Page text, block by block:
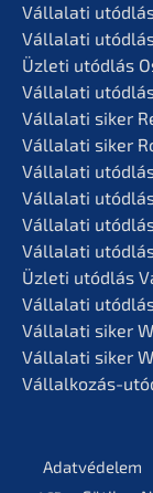
Vállala­ti
Vállala­ti
Üzleti utódlás
Vállala­ti
Vállala­ti siker
Vállala­ti siker
Vállala­ti
Vállala­ti
Vállala­ti
Vállala­ti
Üzleti utódlás
Vállala­ti
Vállala­ti siker
Vállala­ti siker
Vállal­ko­zás-
Adatvé­de­lem